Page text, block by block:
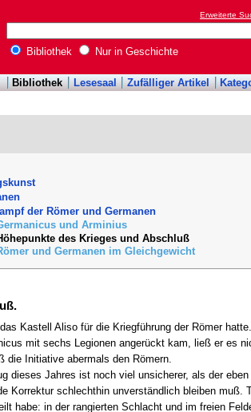
Erweiterte
Bibliothek Nur in Geschichte
Bibliothek Lesesaal Zufälliger Artikel
der Römer und Germanen
und Arminius
des Krieges und Abschluß
und Germanen im Gleichgewicht
Kastell Aliso für die Kriegführung der Römer
mit sechs Legionen angerückt kam, ließ er es
die Initiative abermals den Römern.
dieses Jahres ist noch viel unsicherer, als der
Korrektur schlechthin unverständlich bleiben
habe: in der rangierten Schlacht und im freien